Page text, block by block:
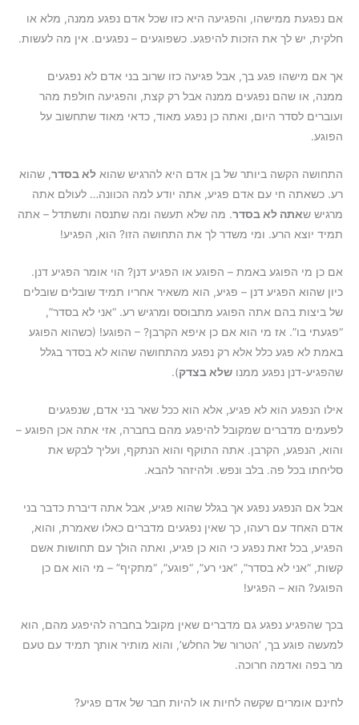
אם נפגעת ממישהו, והפגיעה היא כזו שכל אדם נפגע ממנה, מלא או
חלקית, יש לך את הזכות להיפגע. כשפוגעים – נפגעים. אין מה לעשות.
אך אם מישהו פגע בך, אבל פגיעה כזו שרוב בני אדם לא נפגעים
ממנה, או שהם נפגעים ממנה אבל רק קצת, והפגיעה חולפת מהר
ועוברים לסדר היום, ואתה כן נפגע מאוד, כדאי מאוד שתחשוב על
הפוגע.
התחושה הקשה ביותר של בן אדם היא להרגיש שהוא לא בסדר, שהוא
רע. כשאתה חי עם אדם פגיע, אתה יודע למה הכוונה… לעולם אתה
מרגיש שאתה לא בסדר. מה שלא תעשה ומה שתנסה ותשתדל – אתה
תמיד יוצא הרע. ומי משדר לך את התחושה הזו? הוא, הפגיע!
אם כן מי הפוגע באמת – הפוגע או הפגיע דנן? הוי אומר הפגיע דנן.
כיון שהוא הפגיע דנן – פגיע, הוא משאיר אחריו תמיד שובלים שובלים
של ביצות בהם אתה הפוגע מתבוסס ומרגיש רע. “אני לא בסדר”,
“פגעתי בו”. אז מי הוא אם כן איפא הקרבן? – הפוגע! (כשהוא הפוגע
באמת לא פגע כלל אלא רק נפגע מהתחושה שהוא לא בסדר בגלל
שהפגיע-דנן נפגע ממנו שלא בצדק).
אילו הנפגע הוא לא פגיע, אלא הוא ככל שאר בני אדם, שנפגעים
לפעמים מדברים שמקובל להיפגע מהם בחברה, אזי אתה אכן הפוגע –
והוא, הנפגע, הקרבן. אתה התוקף והוא הנתקף, ועליך לבקש את
סליחתו בכל פה. בלב ונפש. ולהיזהר להבא.
אבל אם הנפגע נפגע אך בגלל שהוא פגיע, אבל אתה דיברת כדבר בני
אדם האחד עם רעהו, כך שאין נפגעים מדברים כאלו שאמרת, והוא,
הפגיע, בכל זאת נפגע כי הוא כן פגיע, ואתה הולך עם תחושות אשם
קשות, “אני לא בסדר”, “אני רע”, “פוגע”, “מתקיף” – מי הוא אם כן
הפוגע? הוא – הפגיע!
בכך שהפגיע נפגע גם מדברים שאין מקובל בחברה להיפגע מהם, הוא
למעשה פוגע בך, ‘הטרור של החלש’, והוא מותיר אותך תמיד עם טעם
מר בפה ואדמה חרוכה.
לחינם אומרים שקשה לחיות או להיות חבר של אדם פגיע?